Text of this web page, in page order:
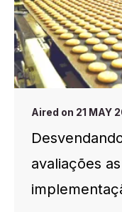
Aired on 21 MAY
avaliações